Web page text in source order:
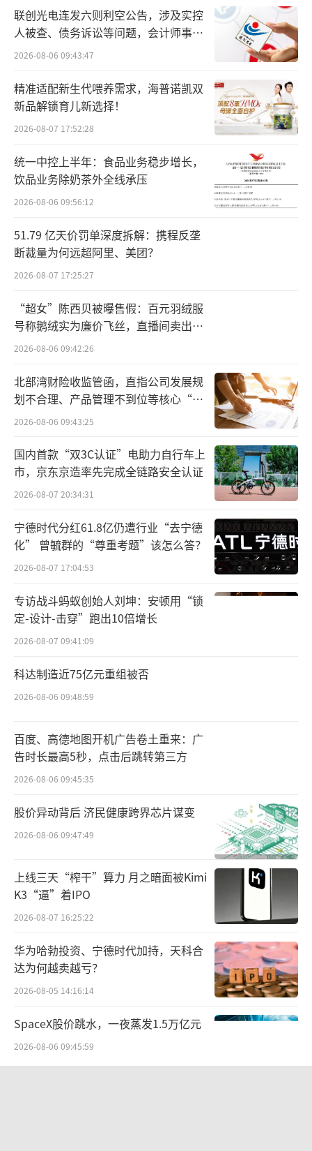
的国中水务公司，因股权存在“限制转让情
形”而被迫于2025年4月终止收购计划，前期投
入的9.3亿元未能获得预期回报。文盛资产自身
的资金链问题，可能直接影响了其履行对汇源
重整投资承诺的能力。
这场内斗对正处于艰难复苏阶段的汇源品
牌无疑是一次重击。重整程序陷入僵局，不仅
使通过司法程序解决债务问题的计划受挫，更
因涉及“原料”与“产品”的负面指控，可能
严重消耗消费者残留的品牌信任。汇源集团虽
表态将自立推出新品，但在失去重整资金支持
且内部纷争公开化的背景下，其独立运营的能
示。
截止发稿，文盛资本方面尚未对汇源集团
的系列指控作出公开回应。（责任编辑：zx0600）
联创光电连发六则利空公告，涉及实控
人被查、债务诉讼等问题，会计师事务
所曾出具“保留意见”
2026-08-06 09:43:47
精准适配新生代喂养需求，海普诺凯双
新品解锁育儿新选择！
2026-08-07 17:52:28
统一中控上半年：食品业务稳步增长，
饮品业务除奶茶外全线承压
2026-08-06 09:56:12
51.79 亿天价罚单深度拆解：携程反垄
断裁量为何远超阿里、美团？
2026-08-07 17:25:27
“超女”陈西贝被曝售假：百元羽绒服
号称鹅绒实为廉价飞丝，直播间卖出超
百万元
2026-08-06 09:42:26
北部湾财险收监管函，直指公司发展规
划不合理、产品管理不到位等核心“痛
点”
2026-08-06 09:43:25
国内首款“双3C认证”电助力自行车上
市，京东京造率先完成全链路安全认证
2026-08-07 20:34:31
宁德时代分红61.8亿仍遭行业“去宁德
化” 曾毓群的“尊重考题”该怎么答？
2026-08-07 17:04:53
专访战斗蚂蚁创始人刘坤：安顿用“锁
定-设计-击穿”跑出10倍增长
2026-08-07 09:41:09
科达制造近75亿元重组被否
2026-08-06 09:48:59
百度、高德地图开机广告卷土重来：广
告时长最高5秒，点击后跳转第三方
2026-08-06 09:45:35
股价异动背后 济民健康跨界芯片谋变
2026-08-06 09:47:49
上线三天“榨干”算力 月之暗面被Kimi
K3“逼”着IPO
2026-08-07 16:25:22
华为哈勃投资、宁德时代加持，天科合
达为何越卖越亏？
2026-08-05 14:16:14
SpaceX股价跳水，一夜蒸发1.5万亿元
2026-08-06 09:45:59